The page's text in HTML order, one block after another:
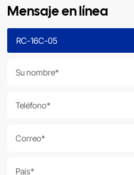
Mensaje en línea